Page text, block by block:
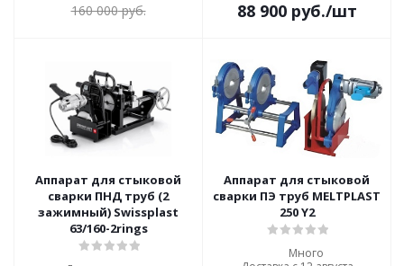
160 000руб. 88 900руб./шт
Аппарат для стыковой
сварки ПНД труб (2
зажимный) Swissplast
63/160-2rings
Аппарат для стыковой
сварки ПЭ труб MELTPLAST
250 Y2
Много